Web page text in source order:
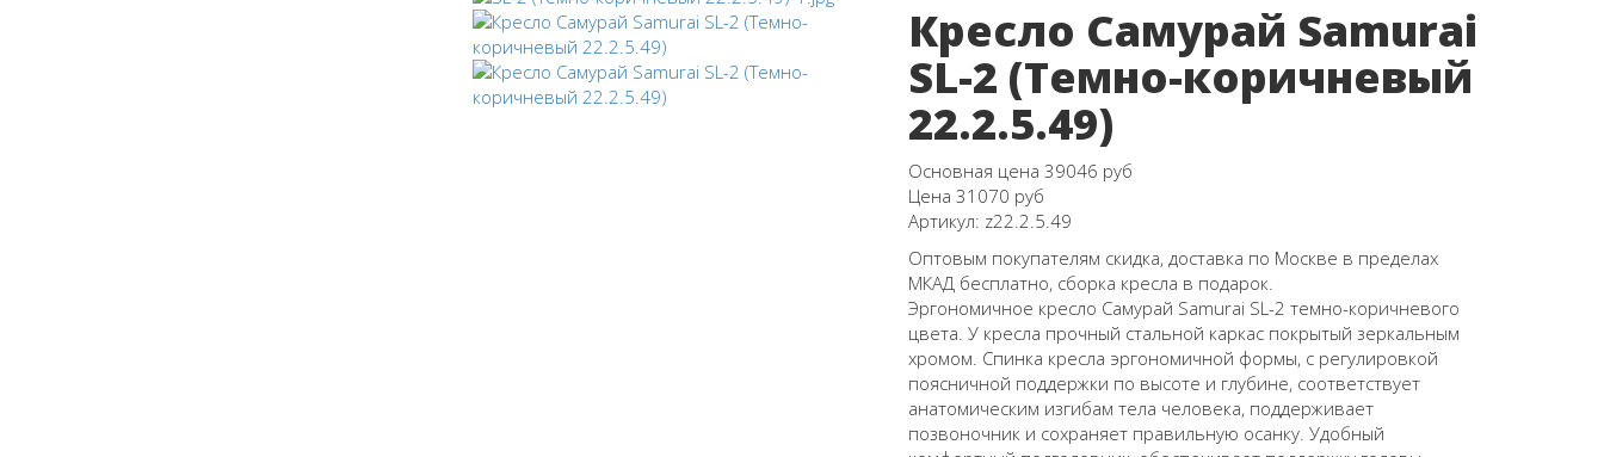
Кресло Самурай Samurai
SL-2 (Темно-коричневый
22.2.5.49)
Основная цена39046 руб
Цена31070 руб
Артикул: z22.2.5.49
Оптовым покупателям скидка, доставка по Москве в пределах
МКАД бесплатно, сборка кресла в подарок.
Эргономичное кресло Самурай Samurai SL-2 темно-коричневого
цвета. У кресла прочный стальной каркас покрытый зеркальным
хромом. Спинка кресла эргономичной формы, с регулировкой
поясничной поддержки по высоте и глубине, соответствует
анатомическим изгибам тела человека, поддерживает
позвоночник и сохраняет правильную осанку. Удобный